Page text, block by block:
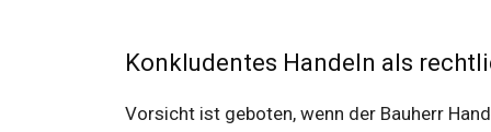
Konkludentes Handeln als
Vorsicht ist geboten, wenn der Bauherr